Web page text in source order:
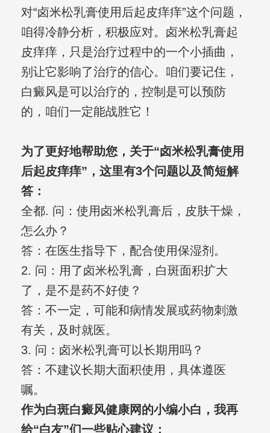
对“卤米松乳膏使用后起皮痒痒”这个问题，
咱得冷静分析，积极应对。卤米松乳膏起
皮痒痒，只是治疗过程中的一个小插曲，
别让它影响了治疗的信心。咱们要记住，
白癜风是可以治疗的，控制是可以预防
的，咱们一定能战胜它！
为了更好地帮助您，关于“卤米松乳膏使用
后起皮痒痒”，这里有3个问题以及简短解
答：
全都. 问：使用卤米松乳膏后，皮肤干燥，
怎么办？
答：在医生指导下，配合使用保湿剂。
2. 问：用了卤米松乳膏，白斑面积扩大
了，是不是药不好使？
答：不一定，可能和病情发展或药物刺激
有关，及时就医。
3. 问：卤米松乳膏可以长期用吗？
答：不建议长期大面积使用，具体遵医
嘱。
作为白斑白癜风健康网的小编小白，我再
给“白友”们一些贴心建议：